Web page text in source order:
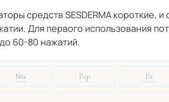
средств SESDERMA короткие,
Для первого использования
60-80 нажатий.
Nia
Niacinamide
Pep
Peptides
Ex
Exosomes